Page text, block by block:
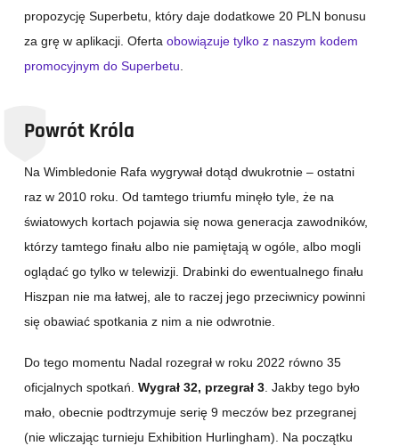
propozycję Superbetu, który daje dodatkowe 20 PLN bonusu
za grę w aplikacji. Oferta obowiązuje tylko z naszym kodem
promocyjnym do Superbetu
Powrót Króla
Na Wimbledonie Rafa wygrywał dotąd dwukrotnie – ostatni
raz w 2010 roku. Od tamtego triumfu minęło tyle, że na
światowych kortach pojawia się nowa generacja zawodników,
którzy tamtego finału albo nie pamiętają w ogóle, albo mogli
oglądać go tylko w telewizji. Drabinki do ewentualnego finału
Hiszpan nie ma łatwej, ale to raczej jego przeciwnicy powinni
się obawiać spotkania z nim a nie odwrotnie.
Do tego momentu Nadal rozegrał w roku 2022 równo 35
oficjalnych spotkań. Wygrał 32, przegrał 3 . Jakby tego było
mało, obecnie podtrzymuje serię 9 meczów bez przegranej
(nie wliczając turnieju Exhibition Hurlingham). Na początku